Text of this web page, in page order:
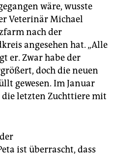
Der Boden muss
sein.
die Tiere vorgeschrieben.
und
einen Meter
die Tiere oft nicht
wäre, wusste
Veterinär Michael
nach der
angesehen hat. „Alle
er. Zwar habe der
doch die neuen
gewesen. Im Januar
die letzten Zuchttiere mit
ist überrascht, dass